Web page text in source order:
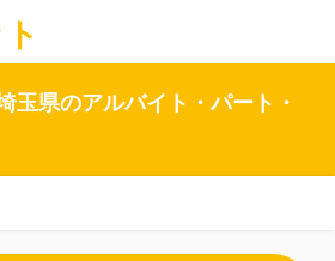
玉県のアルバイト・パート・